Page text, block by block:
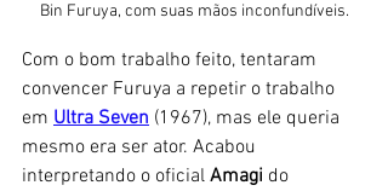
Bin Furuya, com suas mãos inconfundíveis.
Com o bom trabalho feito, tentaram
convencer Furuya a repetir o trabalho
em Ultra Seven (1967), mas ele queria
mesmo era ser ator. Acabou
interpretando o oficial Amagi do